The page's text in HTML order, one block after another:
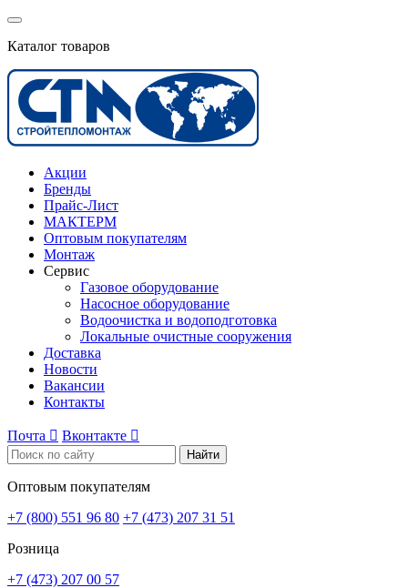
Каталог товаров
Акции
Бренды
Прайс-Лист
МАКТЕРМ
Оптовым покупателям
Монтаж
Сервис
Газовое оборудование
Насосное оборудование
Водоочистка и водоподготовка
Локальные очистные сооружения
Доставка
Новости
Вакансии
Контакты
Почта  Вконтакте 
Найти
Оптовым покупателям
+7 (800) 551 96 80 +7 (473) 207 31 51
Розница
+7 (473) 207 00 57